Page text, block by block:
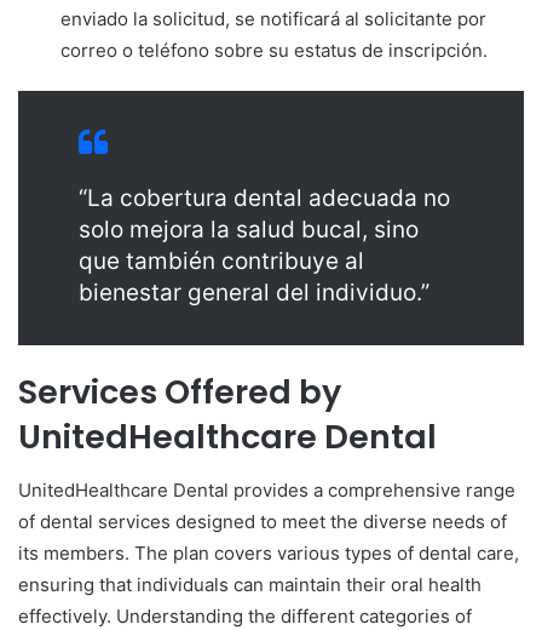
enviado la solicitud, se notificará al solicitante por
correo o teléfono sobre su estatus de inscripción.
“La cobertura dental adecuada no
solo mejora la salud bucal, sino
que también contribuye al
bienestar general del individuo.”
Services Offered by
UnitedHealthcare Dental
UnitedHealthcare Dental provides a comprehensive range
of dental services designed to meet the diverse needs of
its members. The plan covers various types of dental care,
ensuring that individuals can maintain their oral health
effectively. Understanding the different categories of